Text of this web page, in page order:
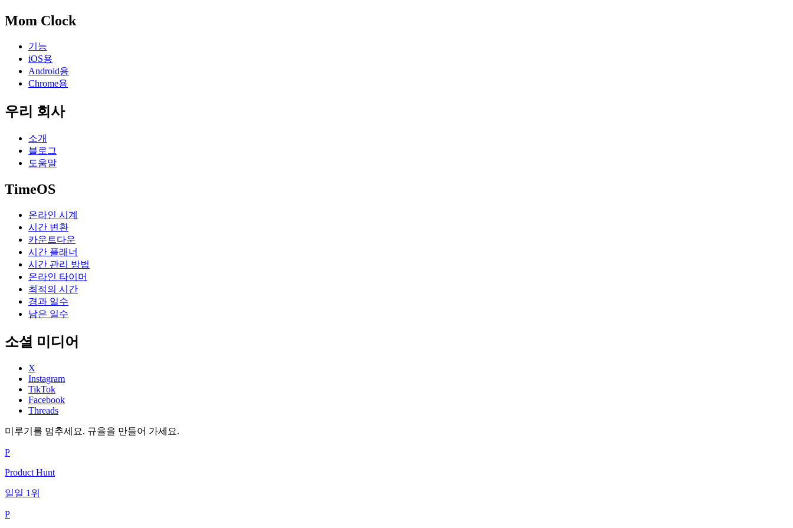
Mom Clock
기능
iOS용
Android용
Chrome용
우리 회사
소개
블로그
도움말
TimeOS
온라인 시계
시간 변환
카운트다운
시간 플래너
시간 관리 방법
온라인 타이머
최적의 시간
경과 일수
남은 일수
소셜 미디어
X
Instagram
TikTok
Facebook
Threads
미루기를 멈추세요. 규율을 만들어 가세요.
P
Product Hunt
일일 1위
P